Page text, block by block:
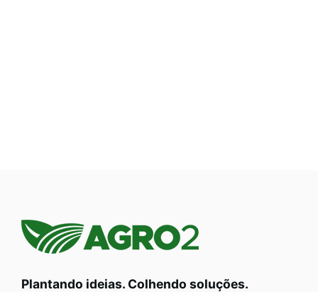
Plantando ideias. Colhendo soluções.